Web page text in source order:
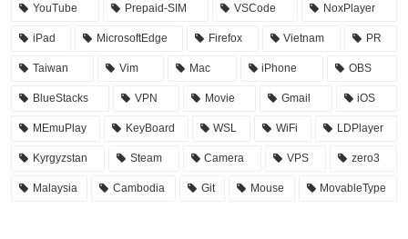
YouTube Prepaid-SIM VSCode NoxPlayer
iPad MicrosoftEdge Firefox Vietnam PR
Taiwan Vim Mac iPhone OBS
BlueStacks VPN Movie Gmail iOS
MEmuPlay KeyBoard WSL WiFi LDPlayer
Kyrgyzstan Steam Camera VPS zero3
Malaysia Cambodia Git Mouse MovableType